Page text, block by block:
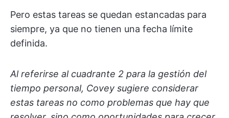
Pero estas tareas se quedan estancadas para
siempre, ya que no tienen una fecha límite
definida.
Al referirse al cuadrante 2 para la gestión del
tiempo personal, Covey sugiere considerar
estas tareas no como problemas que hay que